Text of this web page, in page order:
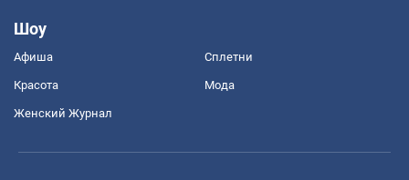
Шоу
Афиша Сплетни
Красота Мода
Женский Журнал